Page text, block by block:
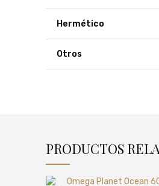
Hermético
Otros
PRODUCTOS